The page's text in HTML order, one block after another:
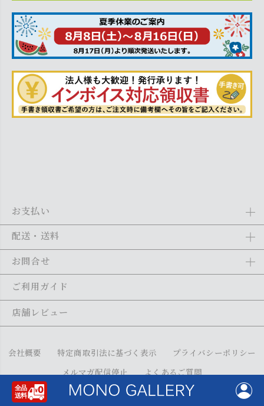
お支払い
Amazon Pay、クレジットカード、代金引換、あと払い(ペイディ)、銀
い。
配送・送料
全商品送料無料
状況によって、多少前後する場合がございます。詳しくは
お問合せ
メール：shopping@monogallery.jp
メールの返信につきましては、1～2営業日以内にさせていただいてお
ご利用ガイド
店舗レビュー
会社概要 特定商取引法に基づく表示
プライバシーポリシー
メルマガ配信停止
よくあるご質問